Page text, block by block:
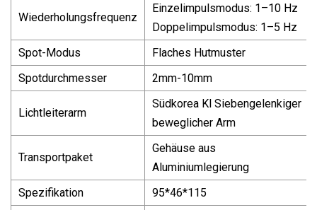
Wiederholungsfrequenz
Einzelimpulsmodus: 1–10 Hz
Doppelimpulsmodus: 1–5 Hz
Spot-Modus
Flaches Hutmuster
Spotdurchmesser
2mm-10mm
Lichtleiterarm
Südkorea Kl Siebengelenkiger
beweglicher Arm
Transportpaket
Gehäuse aus
Aluminiumlegierung
Spezifikation
95*46*115